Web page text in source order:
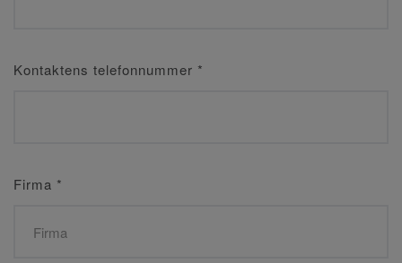
Kontaktens telefonnummer *
Firma *